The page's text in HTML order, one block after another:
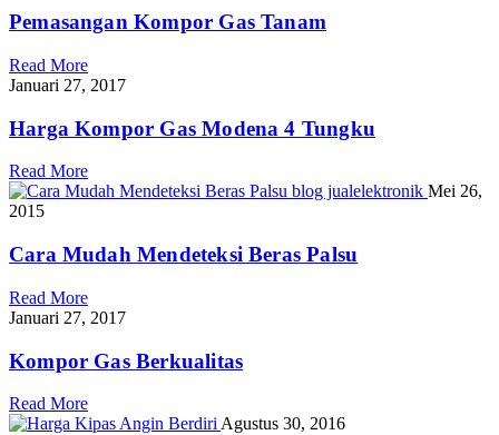
Pemasangan Kompor Gas Tanam
Read More
Januari 27, 2017
Harga Kompor Gas Modena 4 Tungku
Read More
Mei 26,
2015
Cara Mudah Mendeteksi Beras Palsu
Read More
Januari 27, 2017
Kompor Gas Berkualitas
Read More
Agustus 30, 2016